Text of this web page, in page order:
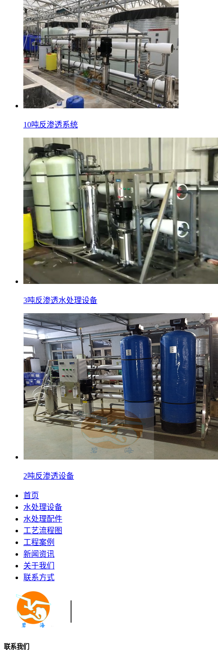
10吨反渗透系统
3吨反渗透水处理设备
2吨反渗透设备
首页
水处理设备
水处理配件
工艺流程图
工程案例
新闻资讯
关于我们
联系方式
联系我们